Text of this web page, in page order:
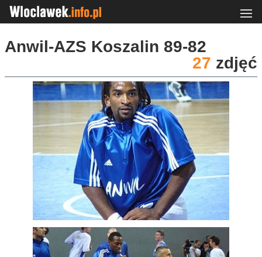
Anwil-AZS Koszalin 89-82
27 zdjęć